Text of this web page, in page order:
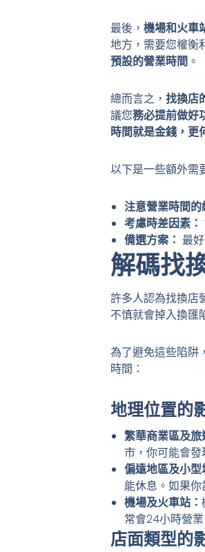
最後， 機場和火車
地方，需要您權衡
預設的營業時間 。
總而言之， 找換店
議您務必提前做好
時間就是金錢，更
以下是一些額外需
注意營業時間的
考慮時差因素：
備選方案： 最
解碼找
許多人認為找換店
不慎就會掉入換匯
為了避免這些陷阱
時間：
地理位置的
繁華商業區及旅
市，你可能會發
偏遠地區及小型
能休息。如果
機場及火車站：
常會24小時營
店面類型的